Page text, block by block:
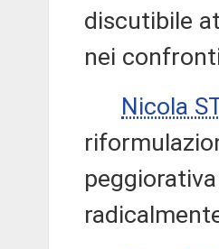
discutibile
nei
Nicola